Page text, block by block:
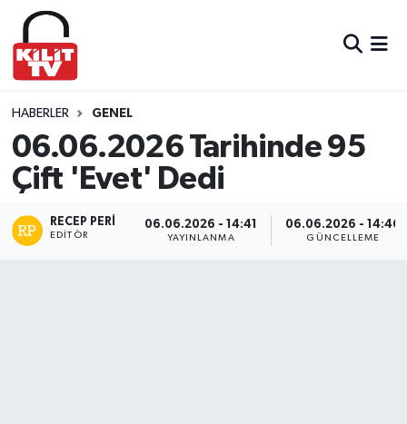
HABERLER GENEL
06.06.2026 Tarihinde 95
Çift 'Evet' Dedi
RECEP PERI
EDITÖR
06.06.2026 - 14:41
YAYINLANMA
06.06.2026 - 14:46
GÜNCELLEME
Hava Durumu
Trafik Durumu
Süper Lig Puan Durumu ve Fikstür